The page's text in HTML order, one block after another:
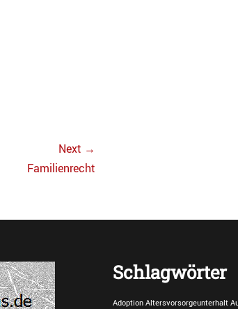
Next →
Familienrecht
Schlagwörter
Adoption Altersvorsorgeunterhalt